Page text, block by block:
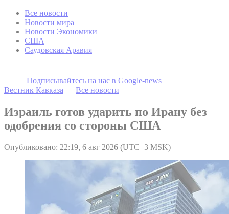
Все новости
Новости мира
Новости Экономики
США
Саудовская Аравия
Подписывайтесь на наc в Google-news
Вестник Кавказа — Все новости
Израиль готов ударить по Ирану без
одобрения со стороны США
Опубликовано: 22:19, 6 авг 2026 (UTC+3 MSK)